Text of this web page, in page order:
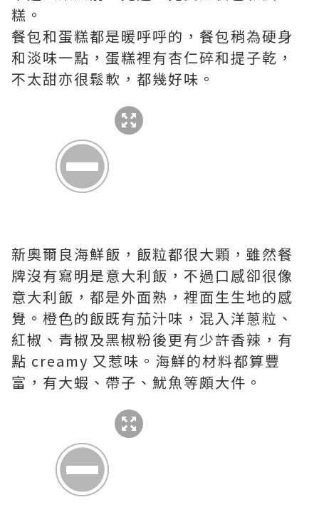
糕。
餐包和蛋糕都是暖呼呼的，餐包稍為硬身
和淡味一點，蛋糕裡有杏仁碎和提子乾，
不太甜亦很鬆軟，都幾好味。
新奧爾良海鮮飯，飯粒都很大顆，雖然餐
牌沒有寫明是意大利飯，不過口感卻很像
意大利飯，都是外面熟，裡面生生地的感
覺。橙色的飯既有茄汁味，混入洋蔥粒、
紅椒、青椒及黑椒粉後更有少許香辣，有
點 creamy 又惹味。海鮮的材料都算豐
富，有大蝦、帶子、魷魚等頗大件。